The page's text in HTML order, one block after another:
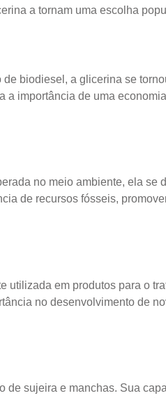
a tornam uma escolha
biodiesel, a glicerina se
importância de uma
no meio ambiente, ela se
de recursos fósseis,
em produtos para o
no desenvolvimento de
sujeira e manchas. Sua